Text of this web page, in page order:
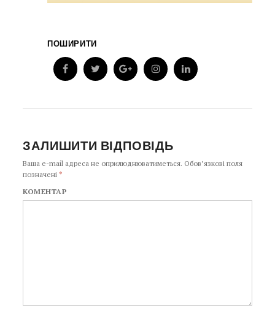
ПОШИРИТИ
ЗАЛИШИТИ ВІДПОВІДЬ
Ваша e-mail адреса не оприлюднюватиметься. Обов’язкові поля
позначені*
КОМЕНТАР